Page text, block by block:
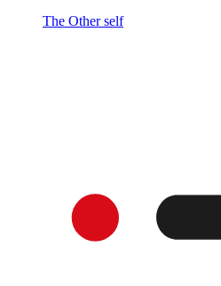
The Other self